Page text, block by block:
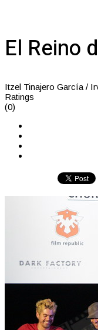
El Reino
Itzel Tinajero García /
Ratings
(0)